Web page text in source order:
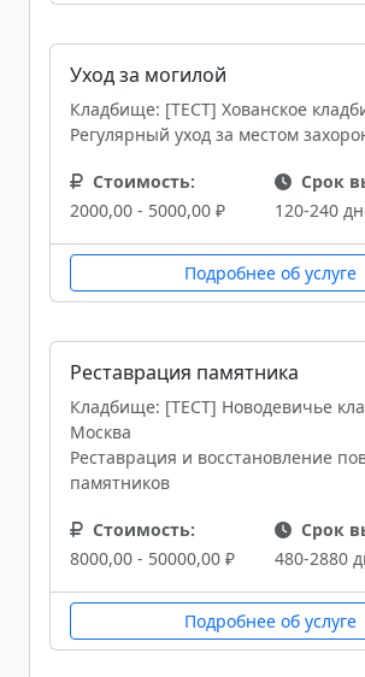
Уход за могилой
Кладбище: [ТЕСТ] Хованское
Регулярный уход за местом
Стоимость:
2000,00 - 5000,00 ₽
Срок
120-240
Подробнее об услуге
Реставрация памятника
Кладбище: [ТЕСТ] Новодевичье
Москва
Реставрация и восстановление
памятников
Стоимость:
8000,00 - 50000,00 ₽
Срок
480-2880
Подробнее об услуге